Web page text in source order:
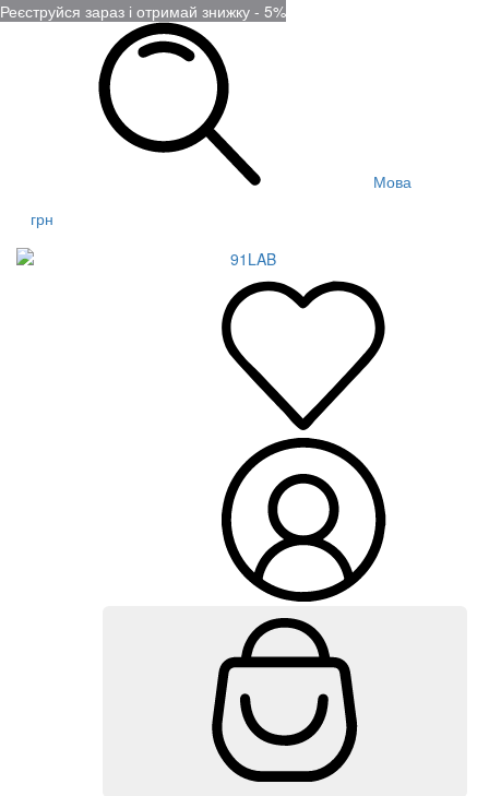
Реєструйся зараз і отримай знижку - 5%
Мова
грн